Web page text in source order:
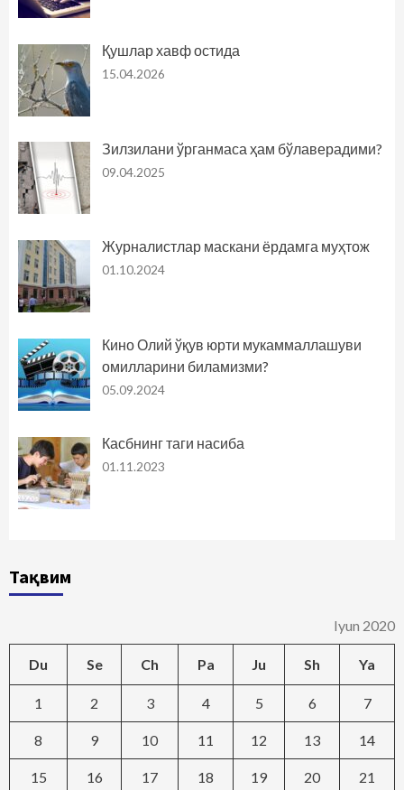
Қушлар хавф остида
15.04.2026
Зилзилани ўрганмаса ҳам бўлаверадими?
09.04.2025
Журналистлар маскани ёрдамга муҳтож
01.10.2024
Кино Олий ўқув юрти мукаммаллашуви
омилларини биламизми?
05.09.2024
Касбнинг таги насиба
01.11.2023
Тақвим
Iyun 2020
Du Se Ch Pa Ju Sh Ya
1 2 3 4 5 6 7
8 9 10 11 12 13 14
15 16 17 18 19 20 21